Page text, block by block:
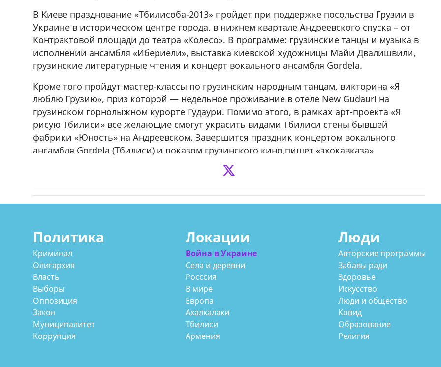
В Киеве празднование «Тбилисоба-2013» пройдет при поддержке посольства Грузии в
Украине в историческом центре города, в нижнем квартале Андреевского спуска – от
Контрактовой площади до театра «Колесо». В программе: грузинские танцы и музыка в
исполнении ансамбля «Ибериели», выставка киевской художницы Майи Двалишвили,
грузинские литературные чтения и концерт вокального ансамбля Gordela.
Кроме того пройдут мастер-классы по грузинским народным танцам, викторина «Я
люблю Грузию», приз которой — недельное проживание в отеле New Gudauri на
грузинском горнолыжном курорте Гудаури. Помимо этого, в рамках арт-проекта «Я
рисую Тбилиси» все желающие смогут украсить видами Тбилиси стены бывшей
фабрики «Юность» на Андреевском. Завершится праздник концертом вокального
ансамбля Gordela (Тбилиси) и показом грузинского кино,пишет «эхокавказа»
Политика
Криминал
Олигархия
Власть
Выборы
Оппозиция
Закон
Муниципалитет
Коррупция
Локации
Война в Украине
Села и деревни
Росссия
В мире
Европа
Ахалкалаки
Тбилиси
Армения
Люди
Авторские программы
Забавы ради
Здоровье
Искусство
Люди и общество
Ковид
Образование
Религия